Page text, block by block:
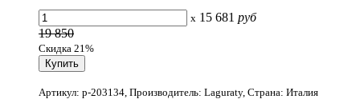
x 15 681 руб
19 850
Скидка 21%
Артикул: p-203134, Производитель: Laguraty, Страна: Италия